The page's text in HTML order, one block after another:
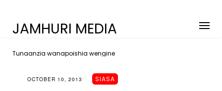
JAMHURI MEDIA
Tunaanzia wanapoishia wengine
OCTOBER 10, 2013 SIASA